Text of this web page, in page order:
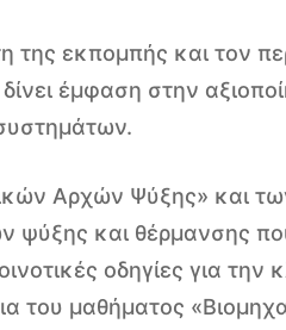
εκπομπής και τον
έμφαση στην
Αρχών Ψύξης» και
και θέρμανσης
οδηγίες για την
του μαθήματος